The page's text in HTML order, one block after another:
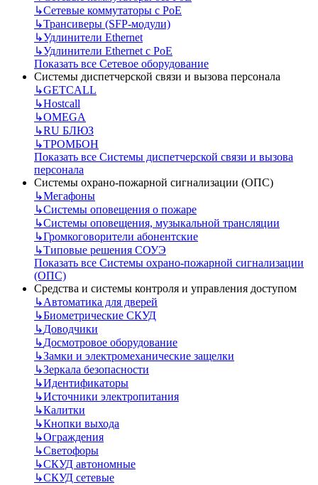
↳Сетевые коммутаторы с РоЕ
↳Трансиверы (SFP-модули)
↳Удлинители Ethernet
↳Удлинители Ethernet с PoE
Показать все Сетевое оборудование
Системы диспетчерской связи и вызова персонала
↳GETCALL
↳Hostcall
↳OMEGA
↳RU БЛЮЗ
↳ТРОМБОН
Показать все Системы диспетчерской связи и вызова
персонала
Системы охрано-пожарной сигнализации (ОПС)
↳Мегафоны
↳Системы оповещения о пожаре
↳Системы оповещения, музыкальной трансляции
↳Громкоговорители абонентские
↳Типовые решения СОУЭ
Показать все Системы охрано-пожарной сигнализации
(ОПС)
Средства и системы контроля и управления доступом
↳Автоматика для дверей
↳Биометрические СКУД
↳Доводчики
↳Досмотровое оборудование
↳Замки и электромеханические защелки
↳Зеркала безопасности
↳Идентификаторы
↳Источники электропитания
↳Калитки
↳Кнопки выхода
↳Ограждения
↳Светофоры
↳СКУД автономные
↳СКУД сетевые